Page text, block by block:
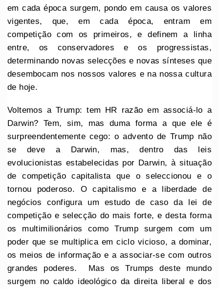
em cada época surgem, pondo em causa os valores
vigentes, que, em cada época, entram em
competição com os primeiros, e definem a linha
entre, os conservadores e os progressistas,
determinando novas selecções e novas sínteses que
desembocam nos nossos valores e na nossa cultura
de hoje.
Voltemos a Trump: tem HR razão em associá-lo a
Darwin? Tem, sim, mas duma forma a que ele é
surpreendentemente cego: o advento de Trump não
se deve a Darwin, mas, dentro das leis
evolucionistas estabelecidas por Darwin, à situação
de competição capitalista que o seleccionou e o
tornou poderoso. O capitalismo e a liberdade de
negócios configura um estudo de caso da lei de
competição e selecção do mais forte, e desta forma
os multimilionários como Trump surgem com um
poder que se multiplica em ciclo vicioso, a dominar,
os meios de informação e a associar-se com outros
grandes poderes. Mas os Trumps deste mundo
surgem no caldo ideológico da direita liberal e dos